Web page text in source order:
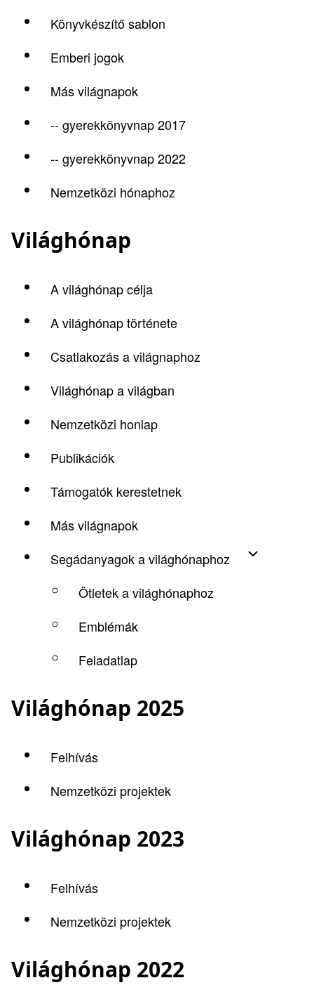
Könyvkészítő sablon
Emberi jogok
Más világnapok
-- gyerekkönyvnap 2017
-- gyerekkönyvnap 2022
Nemzetközi hónaphoz
Világhónap
A világhónap célja
A világhónap története
Csatlakozás a világnaphoz
Világhónap a világban
Nemzetközi honlap
Publikációk
Támogatók kerestetnek
Más világnapok
Segádanyagok a világhónaphoz
Ötletek a világhónaphoz
Emblémák
Feladatlap
Világhónap 2025
Felhívás
Nemzetközi projektek
Világhónap 2023
Felhívás
Nemzetközi projektek
Világhónap 2022